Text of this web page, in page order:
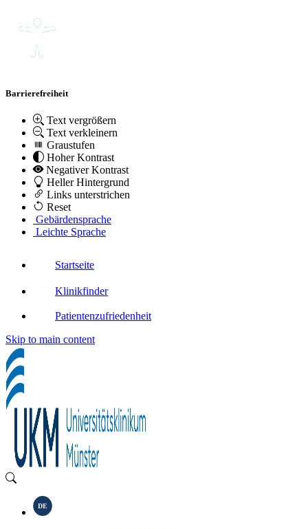
Barrierefreiheit
Text vergrößern
Text verkleinern
Graustufen
Hoher Kontrast
Negativer Kontrast
Heller Hintergrund
Links unterstrichen
Reset
Gebärdensprache
Leichte Sprache
Startseite
Klinikfinder
Patientenzufriedenheit
Skip to main content
DE